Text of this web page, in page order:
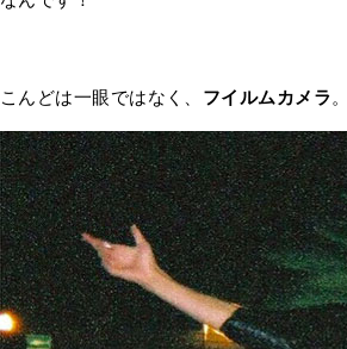
こんどは一眼ではなく、 フイルムカメラ